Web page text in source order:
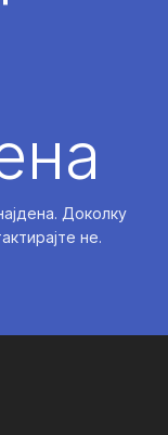
Доколку
не.